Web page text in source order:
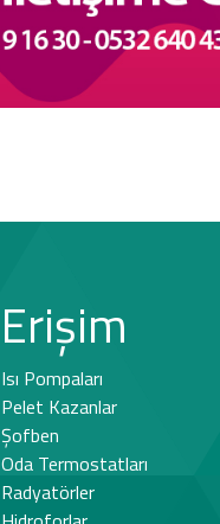
Erişim
Isı Pompaları
Pelet Kazanlar
Şofben
Oda Termostatları
Radyatörler